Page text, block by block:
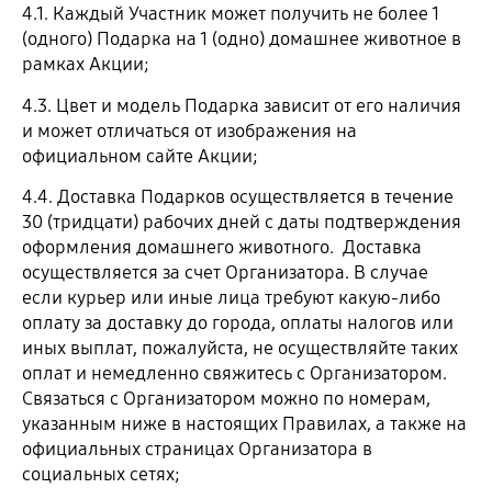
4.1. Каждый Участник может получить не более 1
(одного) Подарка на 1 (одно) домашнее животное в
рамках Акции;
4.3. Цвет и модель Подарка зависит от его наличия
и может отличаться от изображения на
официальном сайте Акции;
4.4. Доставка Подарков осуществляется в течение
30 (тридцати) рабочих дней с даты подтверждения
оформления домашнего животного. Доставка
осуществляется за счет Организатора. В случае
если курьер или иные лица требуют какую-либо
оплату за доставку до города, оплаты налогов или
иных выплат, пожалуйста, не осуществляйте таких
оплат и немедленно свяжитесь с Организатором.
Связаться с Организатором можно по номерам,
указанным ниже в настоящих Правилах, а также на
официальных страницах Организатора в
социальных сетях;